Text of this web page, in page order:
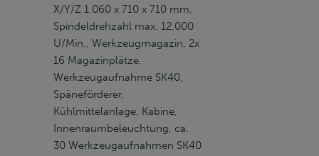
X/Y/Z 1.060 x 710 x 710 mm,
Spindeldrehzahl max. 12.000
U/Min., Werkzeugmagazin, 2x
16 Magazinplätze,
Werkzeugaufnahme SK40,
Späneförderer,
Kühlmittelanlage, Kabine,
Innenraumbeleuchtung, ca.
30 Werkzeugaufnahmen SK40